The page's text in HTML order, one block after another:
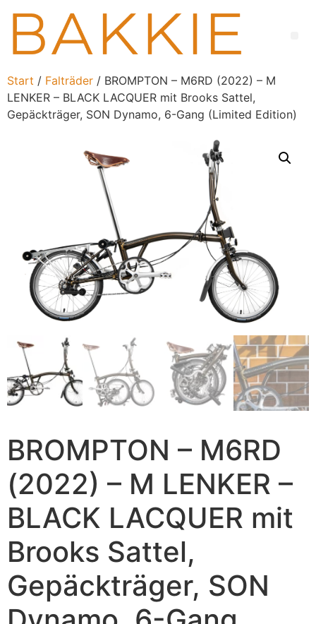
Start / Falträder / BROMPTON – M6RD (2022) – M
LENKER – BLACK LACQUER mit Brooks Sattel,
Gepäckträger, SON Dynamo, 6-Gang (Limited Edition)
BROMPTON – M6RD
(2022) – M LENKER –
BLACK LACQUER mit
Brooks Sattel,
Gepäckträger, SON